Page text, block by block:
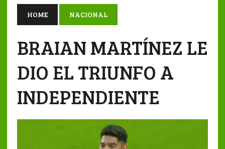
HOME NACIONAL
BRAIAN MARTÍNEZ LE
DIO EL TRIUNFO A
INDEPENDIENTE